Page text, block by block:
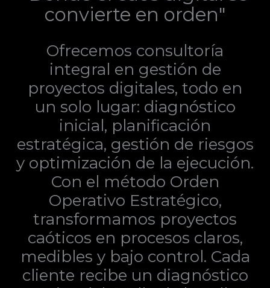
convierte en orden"
Ofrecemos consultoría
integral en gestión de
proyectos digitales, todo en
un solo lugar: diagnóstico
inicial, planificación
estratégica, gestión de riesgos
y optimización de la ejecución.
Con el método Orden
Operativo Estratégico,
transformamos proyectos
caóticos en procesos claros,
medibles y bajo control. Cada
cliente recibe un diagnóstico